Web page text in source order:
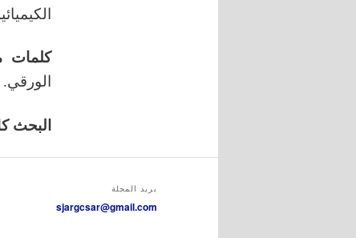
كلمات
الورقي.
البحث
بريد المجلة
sjargcsar@gmail.com